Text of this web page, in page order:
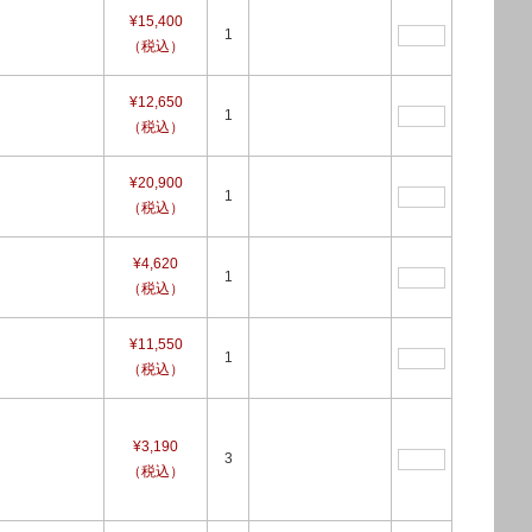
¥15,400
（税込）
1
¥12,650
（税込）
1
¥20,900
（税込）
1
¥4,620
（税込）
1
¥11,550
（税込）
1
¥3,190
（税込）
3